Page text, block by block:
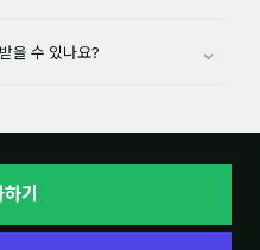
을 수 있나요? ⌄
기